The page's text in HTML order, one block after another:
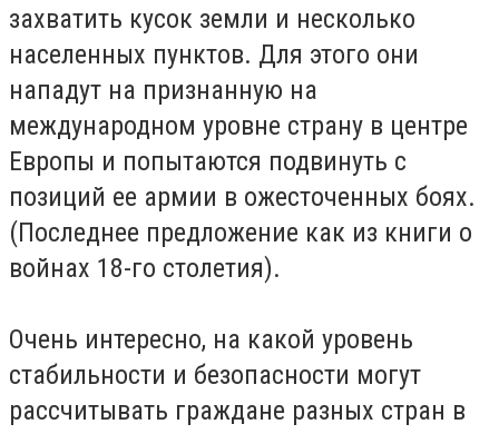
захватить кусок земли и несколько
населенных пунктов. Для этого они
нападут на признанную на
международном уровне страну в центре
Европы и попытаются подвинуть с
позиций ее армии в ожесточенных боях.
(Последнее предложение как из книги о
войнах 18-го столетия).
Очень интересно, на какой уровень
стабильности и безопасности могут
рассчитывать граждане разных стран в